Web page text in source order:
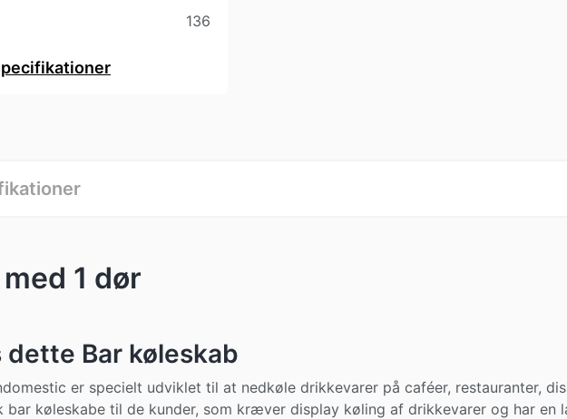
136
1 dør
dette Bar køleskab
er specielt udviklet til at nedkøle drikkevarer på caféer, restauranter,
køleskabe til de kunder, som kræver display køling af drikkevarer og har en